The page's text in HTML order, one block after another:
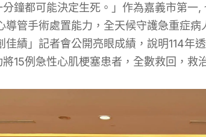
分鐘都可能決定生死。」作為嘉義市第
導管手術處置能力，全天候守護急重症
績」 記者會公開亮眼成績，說明114年
15例急性心肌梗塞患者，全數救回，救